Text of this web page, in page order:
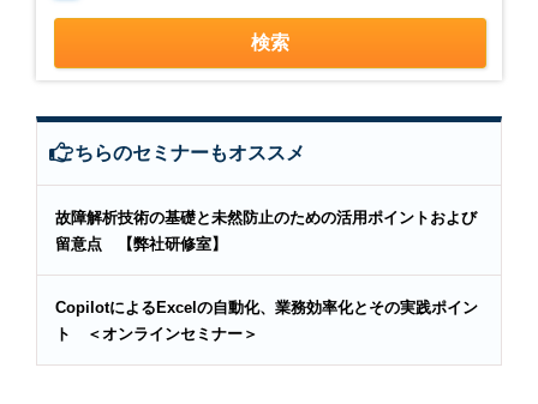
こちらのセミナーもオススメ
故障解析技術の基礎と未然防止のための活用ポイントおよび
留意点 【弊社研修室】
CopilotによるExcelの自動化、業務効率化とその実践ポイン
ト ＜オンラインセミナー＞